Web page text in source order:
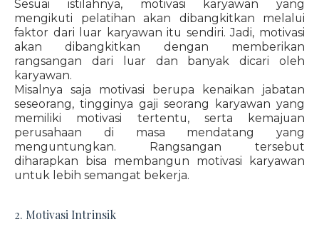
Sesuai istilahnya, motivasi karyawan yang
mengikuti pelatihan akan dibangkitkan melalui
faktor dari luar karyawan itu sendiri. Jadi, motivasi
akan dibangkitkan dengan memberikan
rangsangan dari luar dan banyak dicari oleh
karyawan.
Misalnya saja motivasi berupa kenaikan jabatan
seseorang, tingginya gaji seorang karyawan yang
memiliki motivasi tertentu, serta kemajuan
perusahaan di masa mendatang yang
menguntungkan. Rangsangan tersebut
diharapkan bisa membangun motivasi karyawan
untuk lebih semangat bekerja.
2. Motivasi Intrinsik